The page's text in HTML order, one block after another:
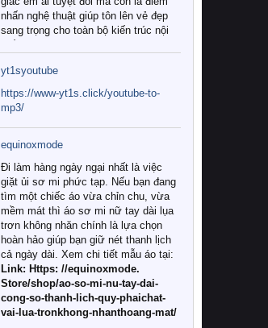
nhấn nghệ thuật giúp tôn lên vẻ đẹp
sang trọng cho toàn bộ kiến trúc nội
Tuy nhiên, giữa thị trường đa dạng
với vô vàn thương hiệu và mẫu mã
như hiện nay, làm thế nào để chọn
được những bộ chăn ga gối đệm cao
cấp thực sự chất lượng, phù hợp với
khí hậu và nhu cầu sử dụng của gia
đình? Hãy cùng chúng tôi đi tìm lời
giải đáp chi tiết qua bài viết dưới đây.
1. Tại sao các gia đình hiện đại lại ưa
chuộng chăn ga gối đệm cao cấp?
Khác với các dòng sản phẩm thông
thường, những bộ chăn ga gối đệm
cao cấp trải qua quy trình sản xuất
nghiêm ngặt từ khâu chọn lọc nguyên
liệu tự nhiên đến công nghệ dệt
nhuộm hiện đại không chứa hóa chất
yt1syoutube
https://www-yt1s.click/youtube-to-
mp3/
equinoxmode
Đi làm hàng ngày ngại nhất là việc
giặt ủi sơ mi phức tạp. Nếu bạn đang
tìm một chiếc áo vừa chỉn chu, vừa
mềm mát thì áo sơ mi nữ tay dài lụa
trơn không nhăn chính là lựa chọn
hoàn hảo giúp bạn giữ nét thanh lịch
cả ngày dài. Xem chi tiết mẫu áo tại:
Link: Https: //equinoxmode.
Store/shop/ao-so-mi-nu-tay-dai-
cong-so-thanh-lich-quy-phaichat-
vai-lua-tronkhong-nhanthoang-mat/